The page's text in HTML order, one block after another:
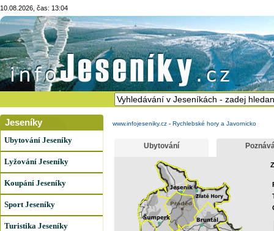
10.08.2026, čas: 13:04
Jeseníky
Ubytování Jeseníky
Lyžování Jeseníky
Koupání Jeseníky
Sport Jeseníky
Turistika Jeseníky
www.infojeseniky.cz - Rychlebské hory a Javornicko
Ubytování